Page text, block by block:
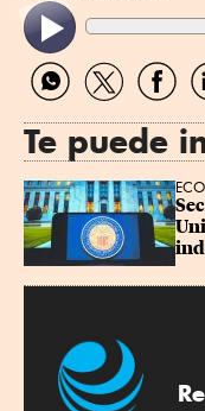
Compartir
por
Compartir
por
por
Te puede